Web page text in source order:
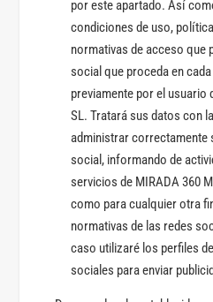
por este apartado. Así
condiciones de uso,
normativas de acceso que
social que proceda en
previamente por el usuario
SL. Tratará sus datos con
administrar correctamente
social, informando de
servicios de MIRADA 360
como para cualquier otra
normativas de las redes
caso utilizaré los perfiles
sociales para enviar